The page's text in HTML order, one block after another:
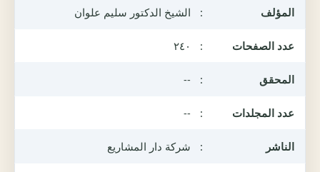
المؤلف : الشيخ الدكتور سليم علوان
عدد الصفحات : ٢٤٠
المحقق :
--
عدد المجلدات :
--
الناشر : شركة دار المشاريع